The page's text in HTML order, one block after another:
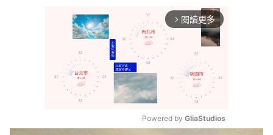
arrow_forward_ios 閱讀更多
Powered by GliaStudios